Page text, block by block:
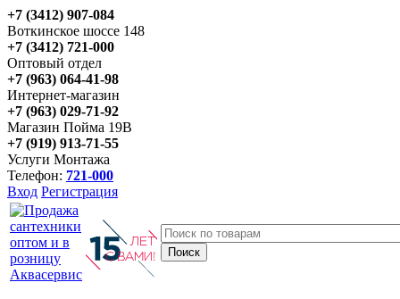
+7 (3412) 907-084
Воткинское шоссе 148
+7 (3412) 721-000
Оптовый отдел
+7 (963) 064-41-98
Интернет-магазин
+7 (963) 029-71-92
Магазин Пойма 19В
+7 (919) 913-71-55
Услуги Монтажа
Телефон: 721-000
Вход Регистрация